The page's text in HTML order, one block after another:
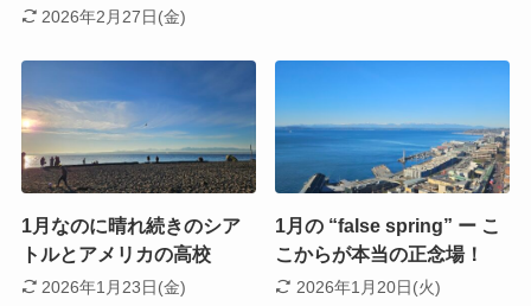
2026年2月27日(金)
1月なのに晴れ続きのシア
トルとアメリカの高校
2026年1月23日(金)
1月の “false spring” ー こ
こからが本当の正念場！
2026年1月20日(火)